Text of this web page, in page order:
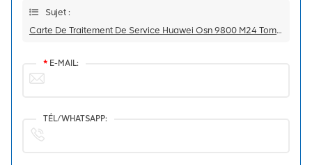
Sujet :
Carte De Traitement De Service Huawei Osn 9800 M24 Tom 03030LGC Tn52tom Tn52tom01
* E-MAIL:
TÉL/WHATSAPP: